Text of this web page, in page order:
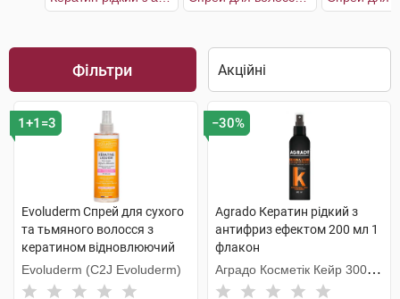
Фільтри
1+1=3
Evoluderm Спрей для сухого
та тьмяного волосся з
кератином відновлюючий
250 мл 1 флакон
Evoluderm (C2J Evoluderm)
−30%
Agrado Кератин рідкий з
антифриз ефектом 200 мл 1
флакон
Аградо Косметік Кейр 3000
С.Л.У.